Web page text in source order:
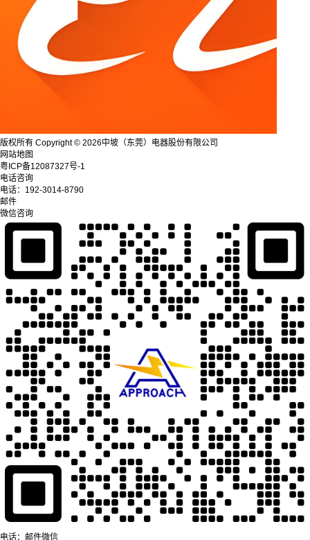
版权所有 Copyright © 2026中坡（东莞）电器股份有限公司
网站地图
粤ICP备12087327号-1
电话咨询
电话： 192-3014-8790
邮件
微信咨询
电话： 邮件微信